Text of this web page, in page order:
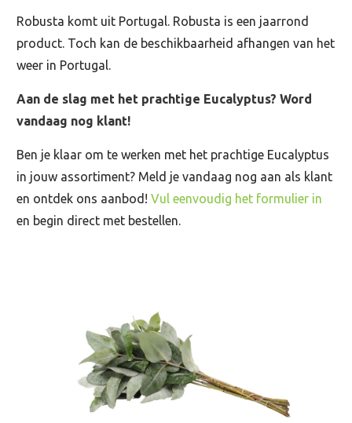
Robusta komt uit Portugal. Robusta is een jaarrond
product. Toch kan de beschikbaarheid afhangen van het
weer in Portugal.
Aan de slag met het prachtige Eucalyptus? Word
vandaag nog klant!
Ben je klaar om te werken met het prachtige Eucalyptus
in jouw assortiment? Meld je vandaag nog aan als klant
en ontdek ons aanbod! Vul eenvoudig het formulier in
en begin direct met bestellen.